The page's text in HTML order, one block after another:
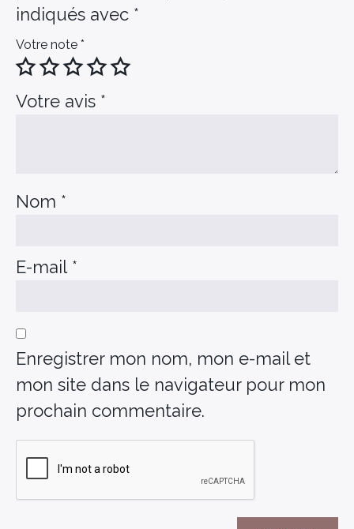
indiqués avec *
Votre note *
Votre avis *
Nom *
E-mail *
Enregistrer mon nom, mon e-mail et
mon site dans le navigateur pour mon
prochain commentaire.